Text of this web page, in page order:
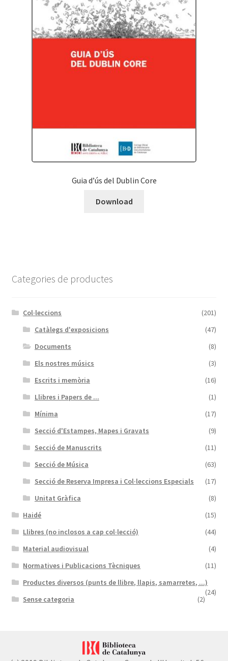
Guia d’ús del Dublin Core
Download
Categories de productes
Col·leccions
(201)
Catàlegs d'exposicions
(47)
Documents
(8)
Els nostres músics
(3)
Escrits i memòria
(16)
Llibres i Papers de ...
(1)
Mínima
(17)
Secció d'Estampes, Mapes i Gravats
(9)
Secció de Manuscrits
(11)
Secció de Música
(63)
Secció de Reserva Impresa i Col·leccions Especials
(17)
Unitat Gràfica
(8)
Haidé
(15)
Llibres (no inclosos a cap col·lecció)
(44)
Material audiovisual
(4)
Normatives i Publicacions Tècniques
(11)
Productes diversos (punts de llibre, llapis, samarretes, ...)
(24)
Sense categoria (2)